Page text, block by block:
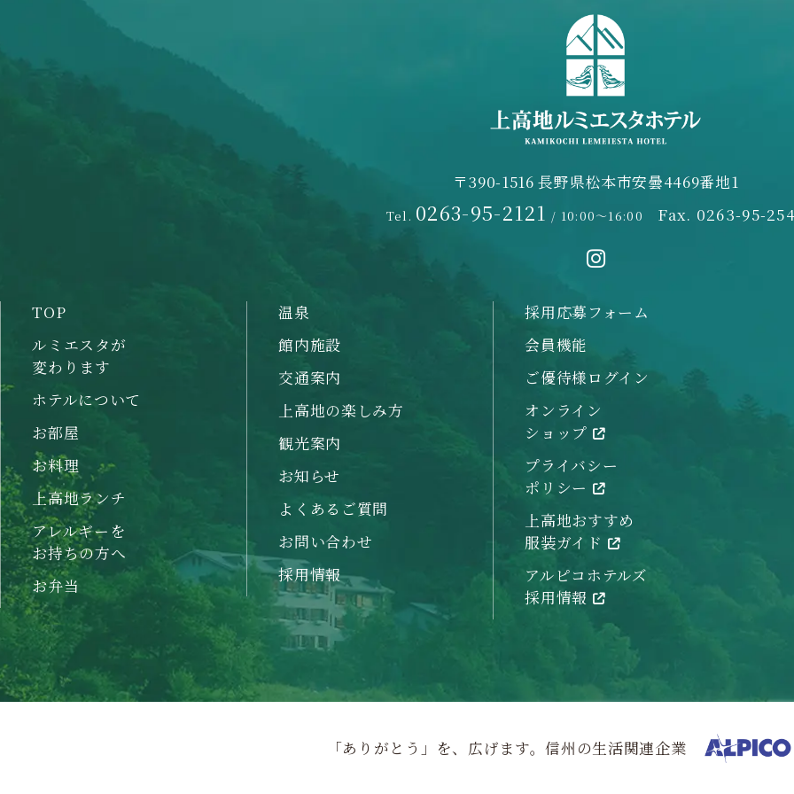
〒390-1516 長野県松本市安曇4469番地1
Tel. 0263-95-2121 / 10:00～16:00 Fax. 0263-95-
TOP
ルミエスタが
変わります
ホテルについて
お部屋
お料理
上高地ランチ
アレルギーを
お持ちの方へ
お弁当
温泉
館内施設
交通案内
上高地の楽しみ方
観光案内
お知らせ
よくあるご質問
お問い合わせ
採用情報
採用応募フォーム
会員機能
ご優待様ログイン
オンライン
ショップ
プライバシー
ポリシー
上高地おすすめ
服装ガイド
アルピコホテルズ
採用情報
「ありがとう」を、広げます。信州の生活関連企業